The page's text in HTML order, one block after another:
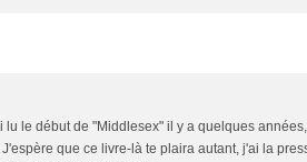
lu le début de "Middlesex" il y a quelques
que ce livre-là te plaira autant, j'ai la